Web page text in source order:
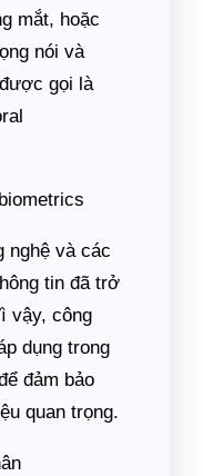
mắt, hoặc
nói và
gọi là
nghệ và các
tin đã trở
vậy, công
dụng trong
đảm bảo
quan trọng.